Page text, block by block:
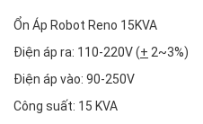
Ổn Áp Robot Reno 15KVA
Điện áp ra: 110-220V (+ 2~3%)
Điện áp vào: 90-250V
Công suất: 15 KVA